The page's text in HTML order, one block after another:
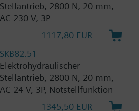
Stellantrieb, 2800 N, 20 mm,
AC 230 V, 3P
1117,80 EUR
SKB82.51
Elektrohydraulischer
Stellantrieb, 2800 N, 20 mm,
AC 24 V, 3P, Notstellfunktion
1345,50 EUR